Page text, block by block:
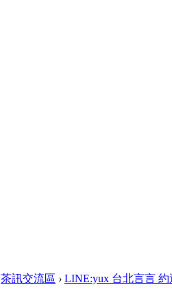
茶訊交流區 › LINE:yux 台北言言